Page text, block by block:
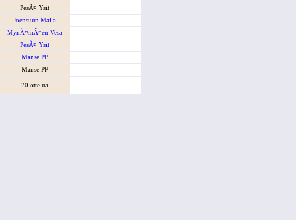
PesÃ¤ Ysit
Joensuun Maila
MynÃ¤mÃ¤en Vesa
PesÃ¤ Ysit
Manse PP
Manse PP
20 ottelua